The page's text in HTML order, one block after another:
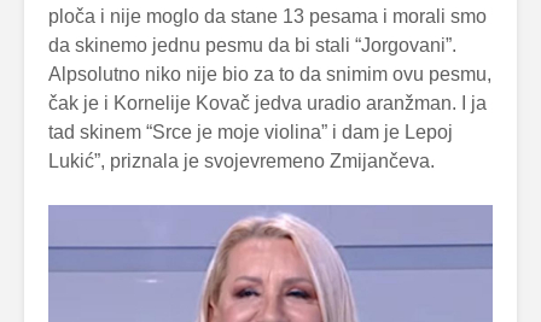
ploča i nije moglo da stane 13 pesama i morali smo
da skinemo jednu pesmu da bi stali “Jorgovani”.
Alpsolutno niko nije bio za to da snimim ovu pesmu,
čak je i Kornelije Kovač jedva uradio aranžman. I ja
tad skinem “Srce je moje violina” i dam je Lepoj
Lukić”, priznala je svojevremeno Zmijančeva.